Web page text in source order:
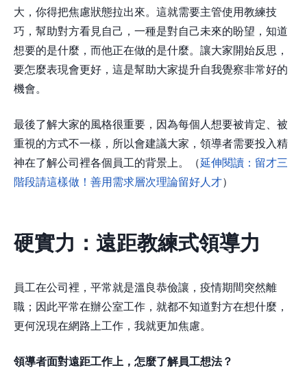
大，你得把焦慮狀態拉出來。這就需要主管使用教練技
巧，幫助對方看見自己，一種是對自己未來的盼望，知道
想要的是什麼，而他正在做的是什麼。讓大家開始反思，
要怎麼表現會更好，這是幫助大家提升自我覺察非常好的
機會。
最後了解大家的風格很重要，因為每個人想要被肯定、被
重視的方式不一樣，所以會建議大家，領導者需要投入精
神在了解公司裡各個員工的背景上。（延伸閱讀：留才三
階段請這樣做！善用需求層次理論留好人才）
硬實力：遠距教練式領導力
員工在公司裡，平常就是溫良恭儉讓，疫情期間突然離
職；因此平常在辦公室工作，就都不知道對方在想什麼，
更何況現在網路上工作，我就更加焦慮。
領導者面對遠距工作上，怎麼了解員工想法？